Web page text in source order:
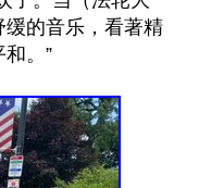
的音乐，看著精
。”